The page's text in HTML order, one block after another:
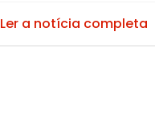
Ler a notícia completa